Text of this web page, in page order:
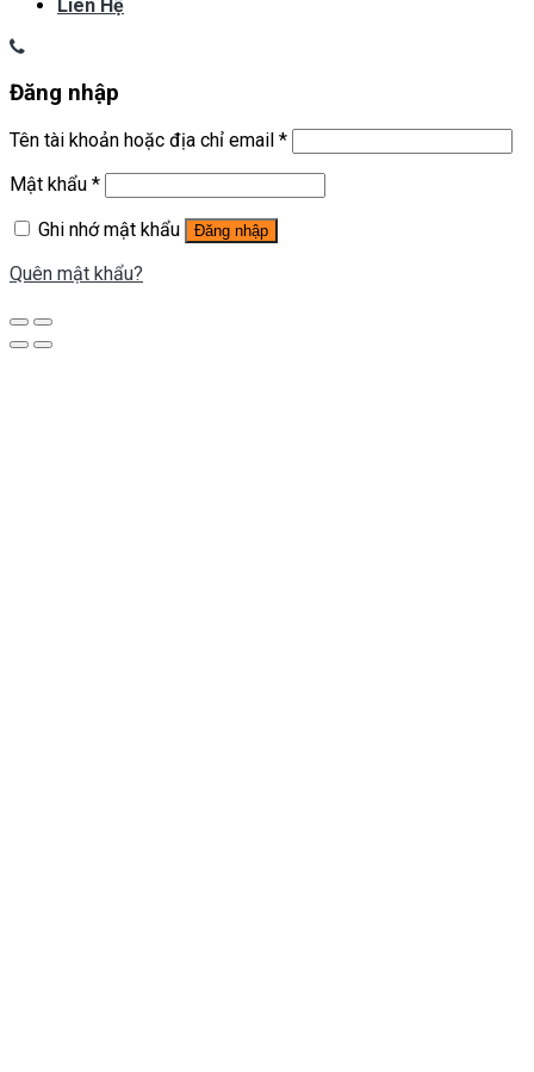
Liên Hệ
Đăng nhập
Tên tài khoản hoặc địa chỉ email *
Mật khẩu *
Ghi nhớ mật khẩu
Đăng nhập
Quên mật khẩu?